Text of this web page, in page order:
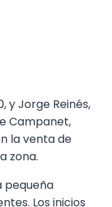
y Jorge Reinés,
Campanet,
la venta de
zona.
pequeña
Los inicios